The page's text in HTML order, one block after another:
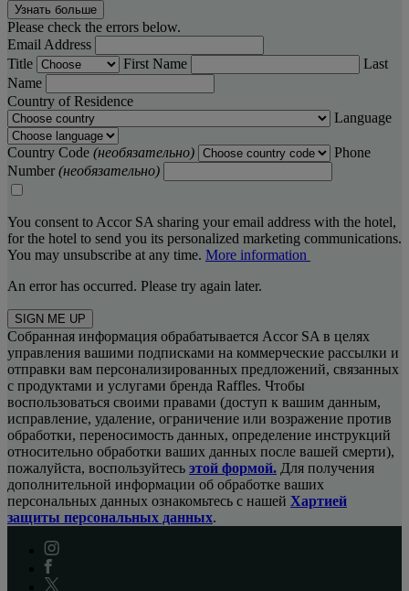
Узнать больше
Please check the errors below.
Email Address
Title
First Name
Last
Name
Country of Residence
Language
Country Code (необязательно)
Phone
Number (необязательно)
You consent to Accor SA sharing your email address with the hotel,
for the hotel to send you its personalized marketing communications.
You may unsubscribe at any time. More information
An error has occurred. Please try again later.
SIGN ME UP
Собранная информация обрабатывается Accor SA в целях
управления вашими подписками на коммерческие рассылки и
отправки вам персонализированных предложений, связанных
с продуктами и услугами бренда Raffles. Чтобы
воспользоваться своими правами (доступ к вашим данным,
исправление, удаление, ограничение или возражение против
обработки, переносимость данных, определение инструкций
относительно обработки ваших данных после вашей смерти),
пожалуйста, воспользуйтесь этой формой. Для получения
дополнительной информации об обработке ваших
персональных данных ознакомьтесь с нашей Хартией
защиты персональных данных.